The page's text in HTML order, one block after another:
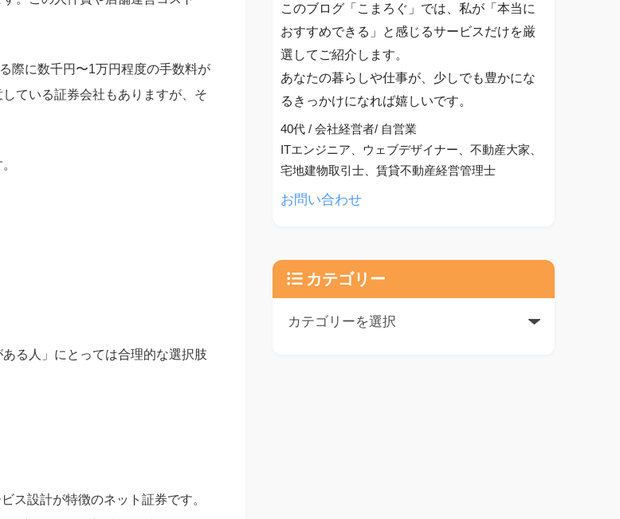
際に数千円〜1万円程度の手数料が
ている証券会社もありますが、そ
る人」にとっては合理的な選択肢
ス設計が特徴のネット証券です。
このブログ「こまろぐ」では、私が「本当に
おすすめできる」と感じるサービスだけを厳
選してご紹介します。
あなたの暮らしや仕事が、少しでも豊かにな
るきっかけになれば嬉しいです。
40代 / 会社経営者/ 自営業
ITエンジニア、ウェブデザイナー、不動産大家、
宅地建物取引士、賃貸不動産経営管理士
お問い合わせ
カテゴリー